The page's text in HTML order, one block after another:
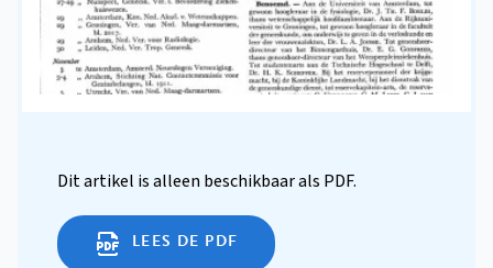
Dit artikel is alleen beschikbaar als PDF.
LEES DE PDF